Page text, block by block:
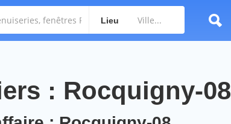
Lieu
: Rocquigny-08